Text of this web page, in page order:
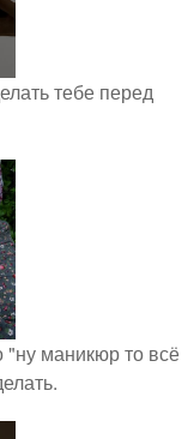
тебе перед
"ну маникюр то всё